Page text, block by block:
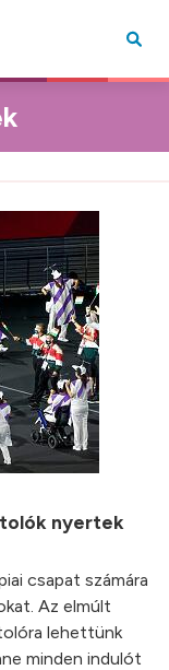
nyertek
csapat számára
Az elmúlt
lehettünk
minden indulót